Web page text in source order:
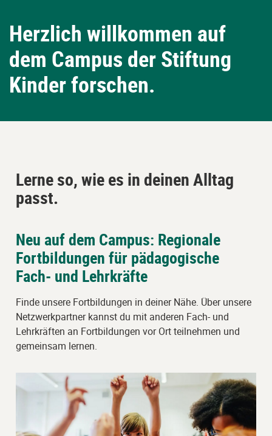
Herzlich willkommen auf
dem Campus der Stiftung
Kinder forschen.
Lerne so, wie es in deinen Alltag
passt.
Block
Piastrelle
überspringen
Neu auf dem Campus: Regionale
Fortbildungen für pädagogische
Fach- und Lehrkräfte
Finde unsere Fortbildungen in deiner Nähe. Über unsere
Netzwerkpartner kannst du mit anderen Fach- und
Lehrkräften an Fortbildungen vor Ort teilnehmen und
gemeinsam lernen.